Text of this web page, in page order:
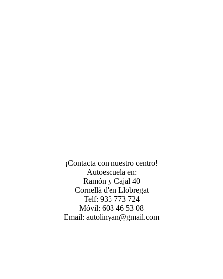
¡Contacta con nuestro centro!
Autoescuela en:
Ramón y Cajal 40
Cornellà d'en Llobregat
Telf: 933 773 724
Móvil: 608 46 53 08
Email: autolinyan@gmail.com